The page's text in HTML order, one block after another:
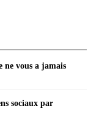
ne vous a jamais
sociaux par